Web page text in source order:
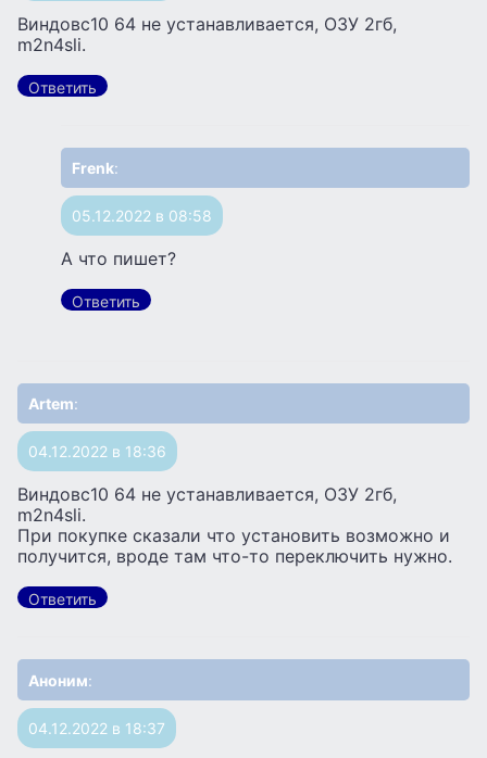
Виндовс10 64 не устанавливается, ОЗУ 2гб,
m2n4sli.
Ответить
Frenk:
05.12.2022 в 08:58
А что пишет?
Ответить
Artem:
04.12.2022 в 18:36
Виндовс10 64 не устанавливается, ОЗУ 2гб,
m2n4sli.
При покупке сказали что установить возможно и
получится, вроде там что-то переключить нужно.
Ответить
Аноним:
04.12.2022 в 18:37